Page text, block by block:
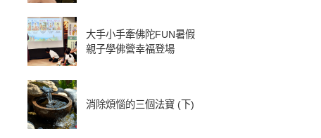
大手小手牽佛陀FUN暑假
親子學佛營幸福登場
消除煩惱的三個法寶 (下)